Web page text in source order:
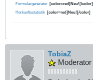
Formulargenerator [color=red]Neu![/color]
Herkunftsstatistik [color=red]Neu![/color]
TobiaZ
Moderator